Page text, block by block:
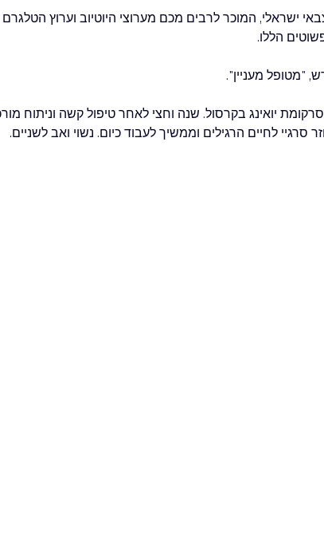
צבאי ישראלי, המוכר לרבים מכם מערוצי היוטיוב וערוץ
הללו.
"מטופל מעניין".
- סרקומת יואינג בקרסול. שנה וחצי לאחר טיפול קשה וניתוח
סרגיי לחיים הרגילים וממשיך לעבוד כיום. נשוי ואב לשניים.